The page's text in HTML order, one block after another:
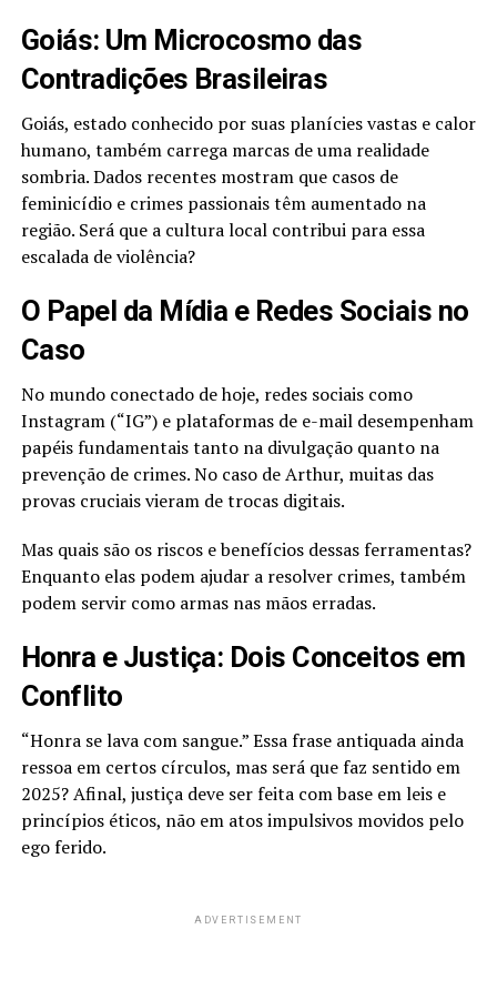
Goiás: Um Microcosmo das
Contradições Brasileiras
Goiás, estado conhecido por suas planícies vastas e calor
humano, também carrega marcas de uma realidade
sombria. Dados recentes mostram que casos de
feminicídio e crimes passionais têm aumentado na
região. Será que a cultura local contribui para essa
escalada de violência?
O Papel da Mídia e Redes Sociais no
Caso
No mundo conectado de hoje, redes sociais como
Instagram (“IG”) e plataformas de e-mail desempenham
papéis fundamentais tanto na divulgação quanto na
prevenção de crimes. No caso de Arthur, muitas das
provas cruciais vieram de trocas digitais.
Mas quais são os riscos e benefícios dessas ferramentas?
Enquanto elas podem ajudar a resolver crimes, também
podem servir como armas nas mãos erradas.
Honra e Justiça: Dois Conceitos em
Conflito
“Honra se lava com sangue.” Essa frase antiquada ainda
ressoa em certos círculos, mas será que faz sentido em
2025? Afinal, justiça deve ser feita com base em leis e
princípios éticos, não em atos impulsivos movidos pelo
ego ferido.
ADVERTISEMENT